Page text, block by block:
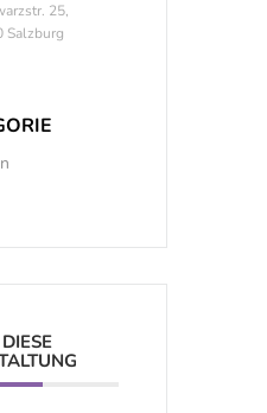
25,
Salzburg